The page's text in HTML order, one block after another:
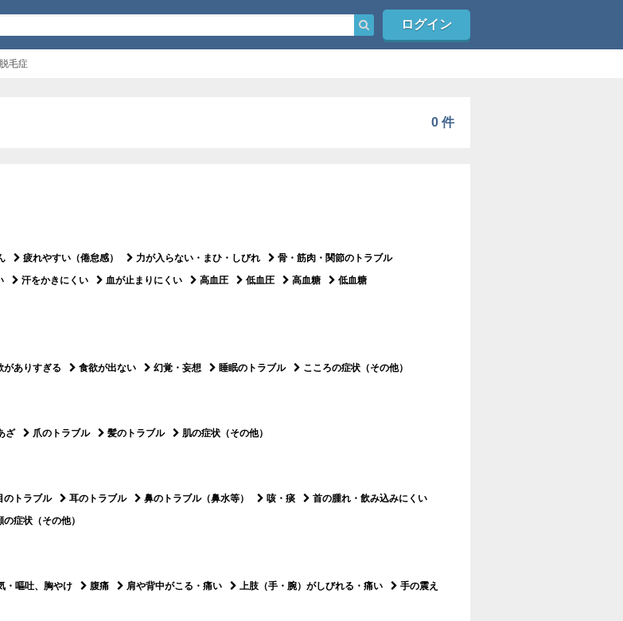
ログイン
毛症
0 件
疲れやすい（倦怠感） 力が入らない・まひ・しびれ
骨・筋肉・関節のトラブル
汗をかきにくい 血が止まりにくい 高血圧 低血圧 高血糖
低血糖
がありすぎる 食欲が出ない 幻覚・妄想 睡眠のトラブル こころの症状（その他）
ざ 爪のトラブル 髪のトラブル 肌の症状（その他）
のトラブル 耳のトラブル 鼻のトラブル（鼻水等） 咳・痰
首の腫れ・飲み込みにくい
の症状（その他）
・嘔吐、胸やけ 腹痛 肩や背中がこる・痛い 上肢（手・腕）がしびれる・痛い
手の震え